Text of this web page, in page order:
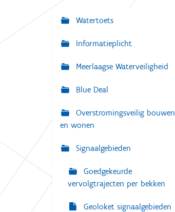
e
N
a
i
g
t
i
e
Watertoets
Informatieplicht
Meerlaagse Waterveiligheid
Blue Deal
Overstromingsveilig bouwen
en wonen
Signaalgebieden
Goedgekeurde
vervolgtrajecten per bekken
Geoloket signaalgebieden